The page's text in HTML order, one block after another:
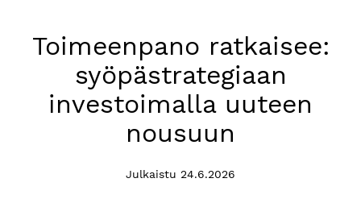
Toimeenpano ratkaisee:
syöpästrategiaan
investoimalla uuteen
nousuun
Julkaistu 24.6.2026